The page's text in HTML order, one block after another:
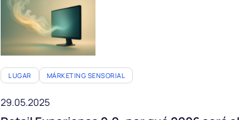
LUGAR MÁRKETING SENSORIAL
29.05.2025